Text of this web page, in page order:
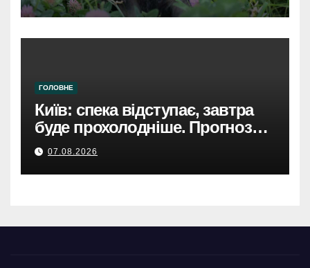
ГОЛОВНЕ
Київ: спека відступає, завтра
буде прохолодніше. Прогноз
погоди
07.08.2026